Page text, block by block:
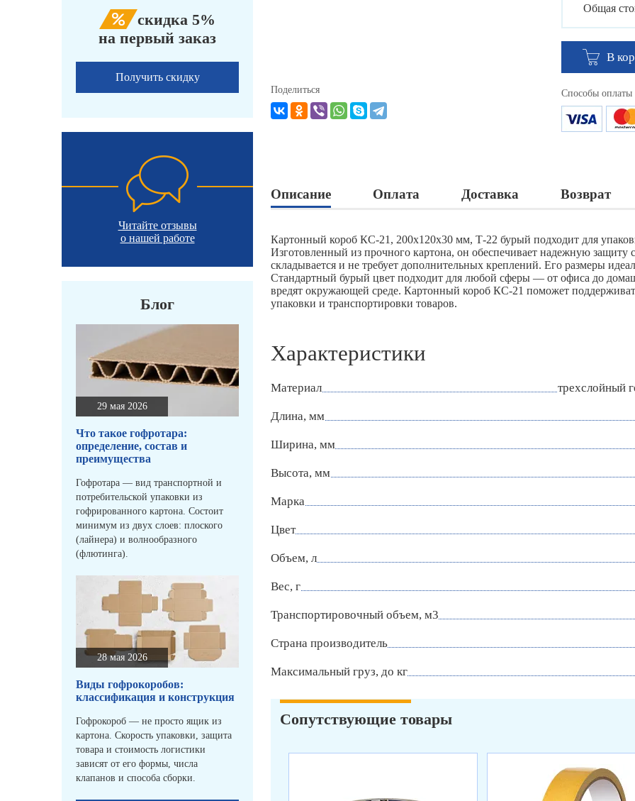
скидка 5%
на первый заказ
Получить скидку
Читайте отзывы
о нашей работе
Блог
29 мая 2026
Что такое гофротара:
определение, состав и
преимущества
Гофротара — вид транспортной и
потребительской упаковки из
гофрированного картона. Состоит
минимум из двух слоев: плоского
(лайнера) и волнообразного
(флютинга).
28 мая 2026
Виды гофрокоробов:
классификация и конструкция
Гофрокороб — не просто ящик из
картона. Скорость упаковки, защита
товара и стоимость логистики
зависят от его формы, числа
клапанов и способа сборки.
Общая
В
Поделиться Способы оплаты
Описание Оплата Доставка Возврат
Картонный короб КС-21, 200х120х30 мм, Т-22 бурый подходит для
Изготовленный из прочного картона, он обеспечивает надежную
складывается и не требует дополнительных креплений. Его размеры
Стандартный бурый цвет подходит для любой сферы — от офиса до
вредят окружающей среде. Картонный короб КС-21 поможет
упаковки и транспортировки товаров.
Характеристики
Материал трехслойный
Длина, мм
Ширина, мм
Высота, мм
Марка
Цвет
Объем, л
Вес, г
Транспортировочный объем, м3
Страна производитель
Максимальный груз, до кг
Сопутствующие товары